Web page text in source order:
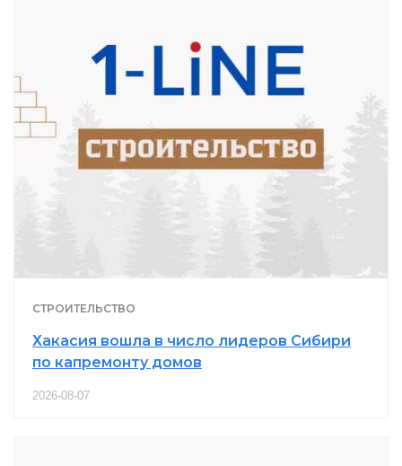
СТРОИТЕЛЬСТВО
Хакасия вошла в число лидеров Сибири
по капремонту домов
2026-08-07